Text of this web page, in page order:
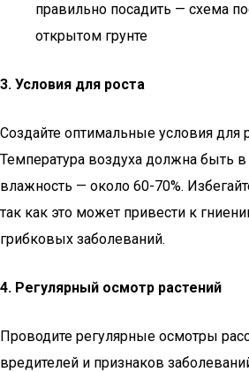
правильно посадить — схема
открытом грунте
3. Условия для роста
Создайте оптимальные условия для
Температура воздуха должна быть в
влажность — около 60-70%.
так как это может привести к
грибковых заболеваний.
4. Регулярный осмотр растений
Проводите регулярные осмотры
вредителей и признаков